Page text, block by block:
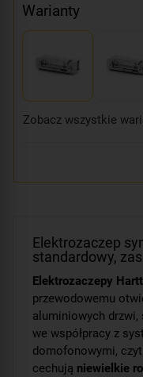
Warianty
Zobacz wszystkie
Elektrozaczep
standardowy,
Elektrozaczepy
przewodowemu
aluminiowych
we współpracy z
domofonowymi,
cechują niewielkie